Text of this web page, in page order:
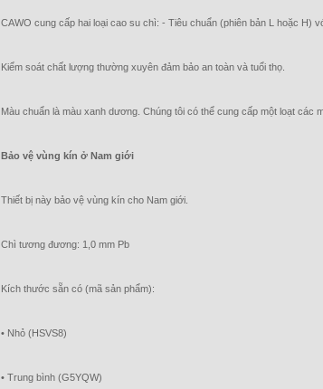
CAWO cung cấp hai loại cao su chì: - Tiêu chuẩn (phiên bản L hoặc H)
Kiểm soát chất lượng thường xuyên đảm bảo an toàn và tuổi thọ.
Màu chuẩn là màu xanh dương. Chúng tôi có thể cung cấp một loạt các
Bảo vệ vùng kín ở Nam giới
Thiết bị này bảo vệ vùng kín cho Nam giới.
Chì tương đương: 1,0 mm Pb
Kích thước sẵn có (mã sản phẩm):
• Nhỏ (HSVS8)
• Trung bình (G5YQW)